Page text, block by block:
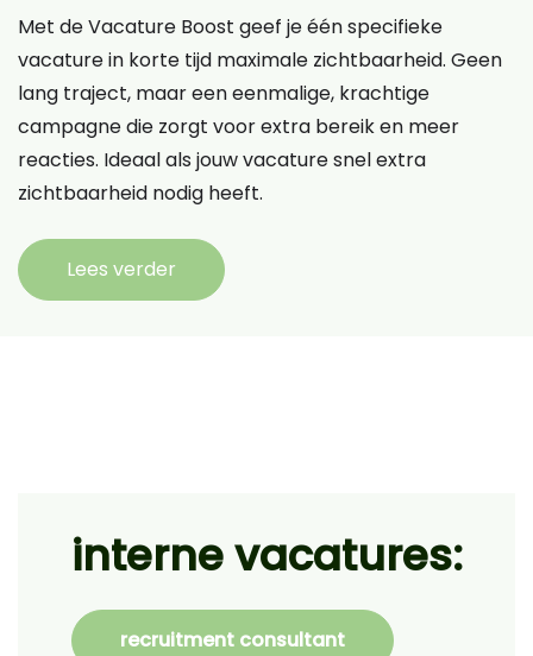
Met de Vacature Boost geef je één specifieke
vacature in korte tijd maximale zichtbaarheid. Geen
lang traject, maar een eenmalige, krachtige
campagne die zorgt voor extra bereik en meer
reacties. Ideaal als jouw vacature snel extra
zichtbaarheid nodig heeft.
Lees verder
interne vacatures:
recruitment consultant